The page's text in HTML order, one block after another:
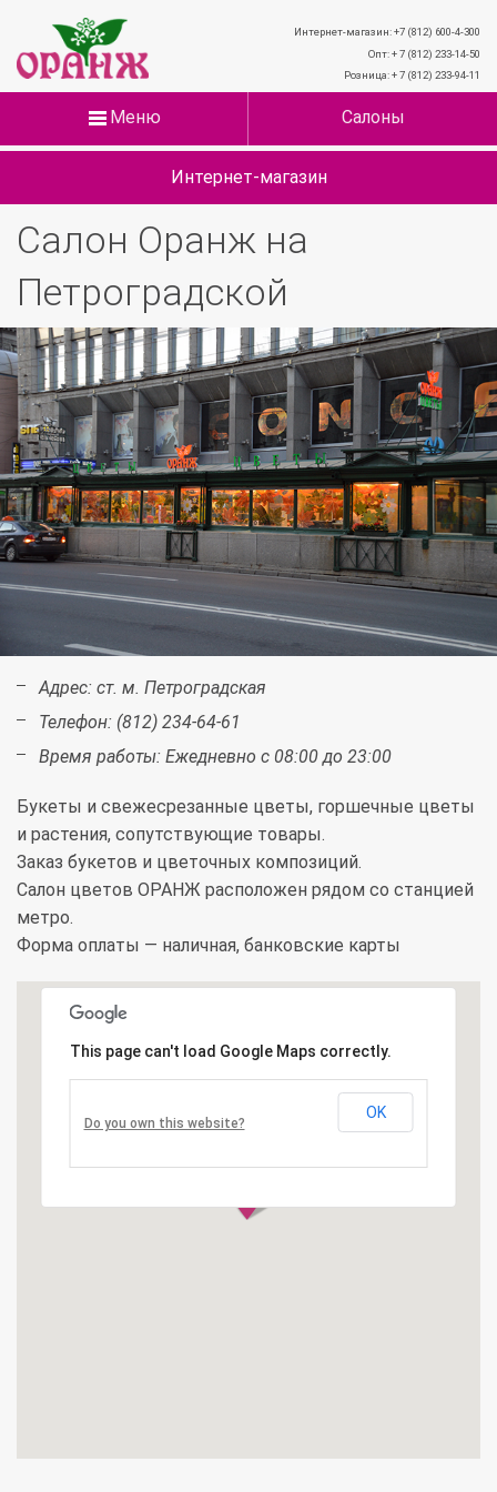
Интернет-магазин: +7 (812) 600-4-300
Опт: + 7 (812) 233-14-50
Розница: + 7 (812) 233-94-11
Меню Салоны
Интернет-магазин
Салон Оранж на
Петроградской
Адрес: ст. м. Петроградская
Телефон: (812) 234-64-61
Время работы: Ежедневно с 08:00 до 23:00
Букеты и свежесрезанные цветы, горшечные цветы
и растения, сопутствующие товары.
Заказ букетов и цветочных композиций.
Салон цветов ОРАНЖ расположен рядом со станцией
метро.
Форма оплаты — наличная, банковские карты
This page can't load Google Maps correctly.
Do you own this website?
OK